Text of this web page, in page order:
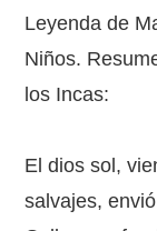
Leyenda de
Niños.
los Incas:
El dios sol,
salvajes,